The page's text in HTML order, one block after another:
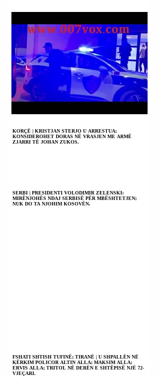
KORÇË | KRISTJAN STERJO U ARRESTUA;
KONSIDEROHET DORAS NË VRASJEN ME ARMË
ZJARRI TË JOHAN ZUKOS.
SERBI | PRESIDENTI VOLODIMIR ZELENSKI:
MIRËNJOHËS NDAJ SERBISË PËR MBËSHTETJEN;
NUK DO TA NJOHIM KOSOVËN.
FSHATI SHTISH TUFINË; TIRANË | U SHPALLËN NË
KËRKIM POLICOR ALTIN ALLA; MAKSIM ALLA;
ERVIS ALLA; TRITOL NË DERËN E SHTËPISË NJË 72-
VJEÇARI.